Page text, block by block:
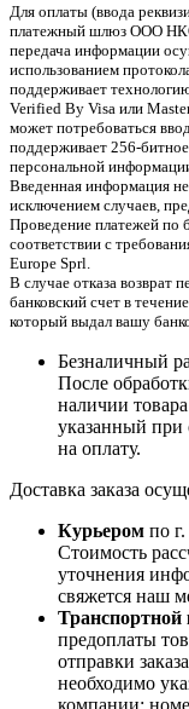
Для оплаты (ввода
платежный шлюз ООО
передача информации
использованием
поддерживает
Verified By Visa или
может потребоваться
поддерживает 256-
персональной
Введенная информация не
исключением случаев,
Проведение платежей по
соответствии с
Europe Sprl.
В случае отказа возврат
банковский счет в
который выдал вашу
Безналичный
После
наличии
указанный при
на оплату.
Доставка заказа
Курьером по
Стоимость
уточнения
свяжется наш
Транспортной
предоплаты
отправки
необходимо
компании;